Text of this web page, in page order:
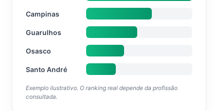
Campinas
Guarulhos
Osasco
Santo André
Exemplo ilustrativo. O ranking real depende da profissão
consultada.